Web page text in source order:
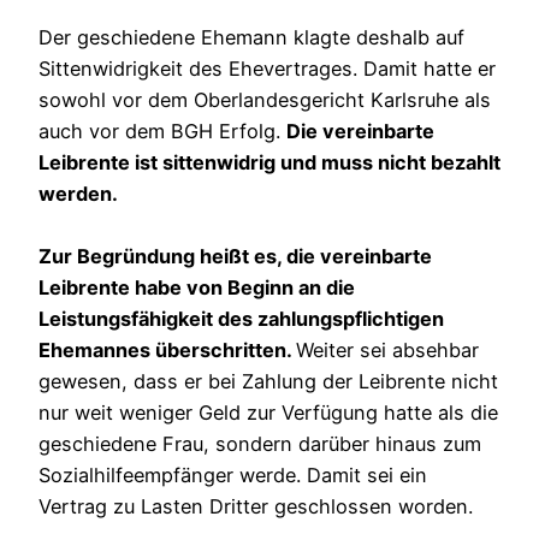
Der geschiedene Ehemann klagte deshalb auf
Sittenwidrigkeit des Ehevertrages. Damit hatte er
sowohl vor dem Oberlandesgericht Karlsruhe als
auch vor dem BGH Erfolg. Die vereinbarte
Leibrente ist sittenwidrig und muss nicht bezahlt
werden.
Zur Begründung heißt es, die vereinbarte
Leibrente habe von Beginn an die
Leistungsfähigkeit des zahlungspflichtigen
Ehemannes überschritten. Weiter sei absehbar
gewesen, dass er bei Zahlung der Leibrente nicht
nur weit weniger Geld zur Verfügung hatte als die
geschiedene Frau, sondern darüber hinaus zum
Sozialhilfeempfänger werde. Damit sei ein
Vertrag zu Lasten Dritter geschlossen worden.